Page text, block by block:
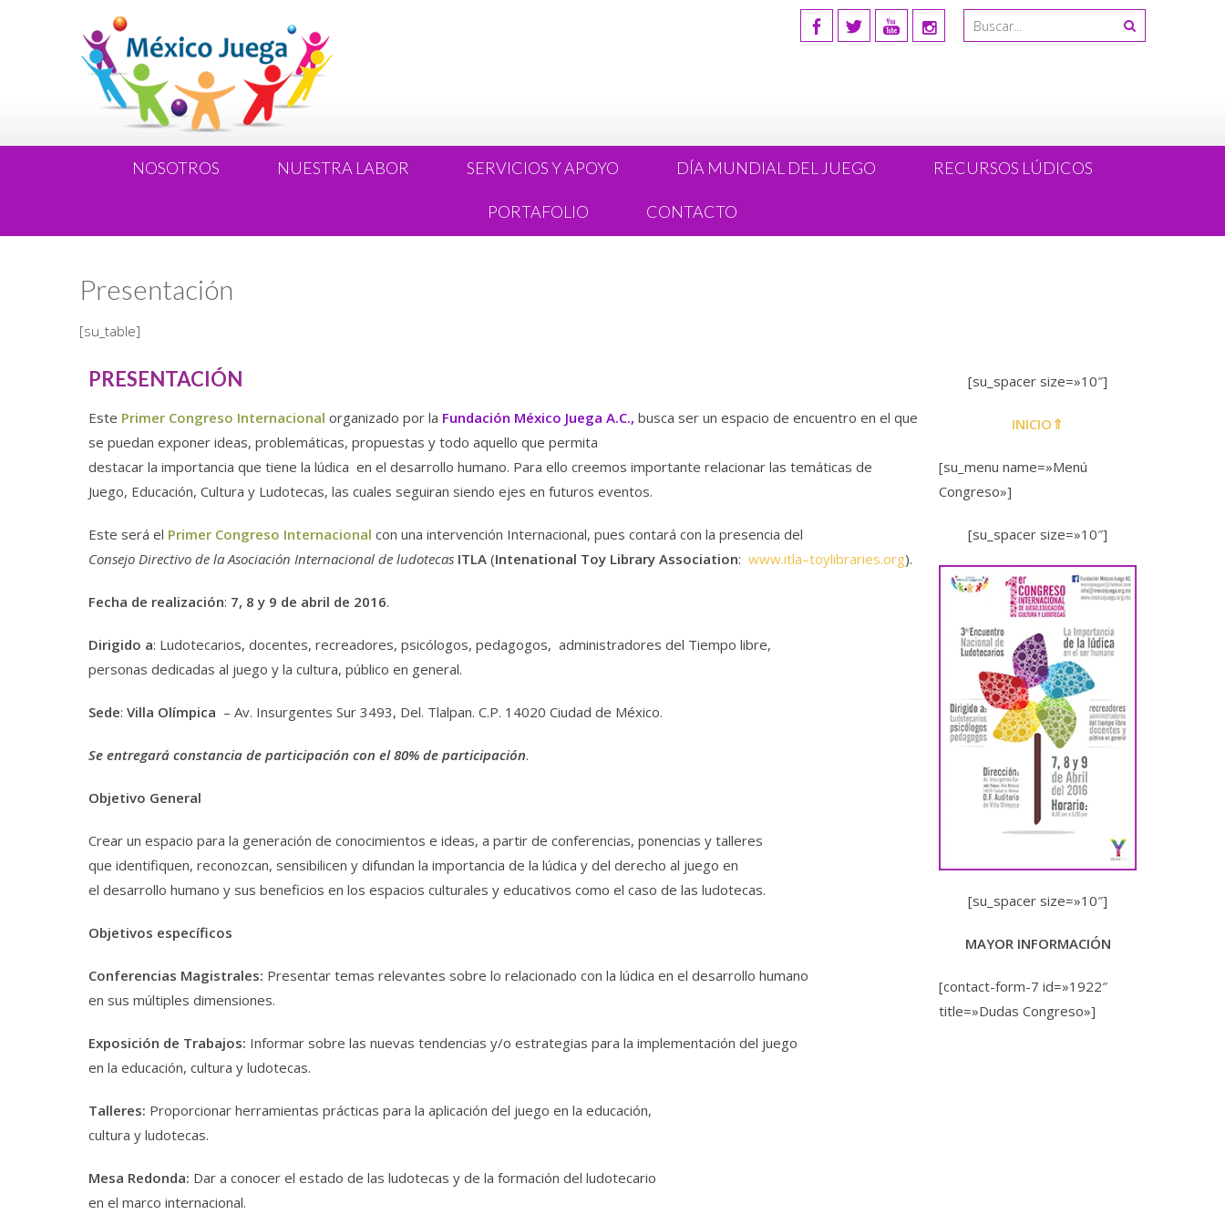
NOSOTROS NUESTRA LABOR SERVICIOS Y APOYO DÍA MUNDIAL DEL JUEGO RECURSOS LÚDICOS
PORTAFOLIO CONTACTO
Presentación
[su_table]
PRESENTACIÓN
Este Primer Congreso Internacional organizado por la Fundación México Juega A.C., busca ser un espacio de encuentro en el que
se puedan exponer ideas, problemáticas, propuestas y todo aquello que permita
destacar la importancia que tiene la lúdica en el desarrollo humano. Para ello creemos importante relacionar las temáticas de
Juego, Educación, Cultura y Ludotecas, las cuales seguiran siendo ejes en futuros eventos.
Este será el Primer Congreso Internacional con una intervención Internacional, pues contará con la presencia del
Consejo Directivo de la Asociación Internacional de ludotecas ITLA (Intenational Toy Library Association: www.itla–toylibraries.org).
Fecha de realización: 7, 8 y 9 de abril de 2016.
Dirigido a: Ludotecarios, docentes, recreadores, psicólogos, pedagogos, administradores del Tiempo libre,
personas dedicadas al juego y la cultura, público en general.
Sede: Villa Olímpica – Av. Insurgentes Sur 3493, Del. Tlalpan. C.P. 14020 Ciudad de México.
Se entregará constancia de participación con el 80% de participación.
Objetivo General
Crear un espacio para la generación de conocimientos e ideas, a partir de conferencias, ponencias y talleres
que identifiquen, reconozcan, sensibilicen y difundan la importancia de la lúdica y del derecho al juego en
el desarrollo humano y sus beneficios en los espacios culturales y educativos como el caso de las ludotecas.
Objetivos específicos
Conferencias Magistrales: Presentar temas relevantes sobre lo relacionado con la lúdica en el desarrollo humano
en sus múltiples dimensiones.
Exposición de Trabajos: Informar sobre las nuevas tendencias y/o estrategias para la implementación del juego
en la educación, cultura y ludotecas.
Talleres: Proporcionar herramientas prácticas para la aplicación del juego en la educación,
cultura y ludotecas.
Mesa Redonda: Dar a conocer el estado de las ludotecas y de la formación del ludotecario
en el marco internacional.
[su_spacer size=»10″]
INICIO⇑
[su_menu name=»Menú
Congreso»]
[su_spacer size=»10″]
[su_spacer size=»10″]
MAYOR INFORMACIÓN
[contact-form-7 id=»1922″
title=»Dudas Congreso»]